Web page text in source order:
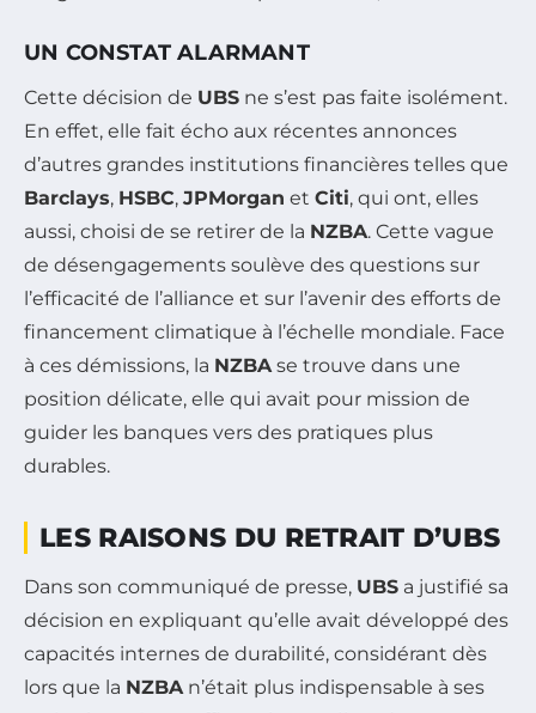
UN CONSTAT ALARMANT
Cette décision de UBS ne s’est pas faite isolément.
En effet, elle fait écho aux récentes annonces
d’autres grandes institutions financières telles que
Barclays, HSBC, JPMorgan et Citi, qui ont, elles
aussi, choisi de se retirer de la NZBA. Cette vague
de désengagements soulève des questions sur
l’efficacité de l’alliance et sur l’avenir des efforts de
financement climatique à l’échelle mondiale. Face
à ces démissions, la NZBAse trouve dans une
position délicate, elle qui avait pour mission de
guider les banques vers des pratiques plus
durables.
LES RAISONS DU RETRAIT D’UBS
Dans son communiqué de presse, UBS a justifié sa
décision en expliquant qu’elle avait développé des
capacités internes de durabilité, considérant dès
lors que la NZBAn’était plus indispensable à ses